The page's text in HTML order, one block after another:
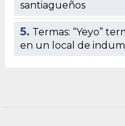
santiagueños
5. Termas: “Yeyo”
en un local de